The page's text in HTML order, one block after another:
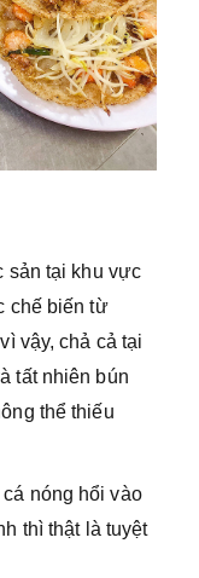
sản tại khu vực
chế biến từ
vậy, chả cả tại
tất nhiên bún
thể thiếu
nóng hổi vào
thì thật là tuyệt